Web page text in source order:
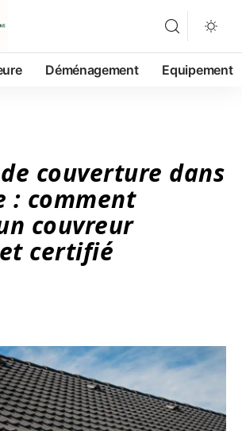
Déménagement Equipement
couverture dans
: comment
couvreur
certifié